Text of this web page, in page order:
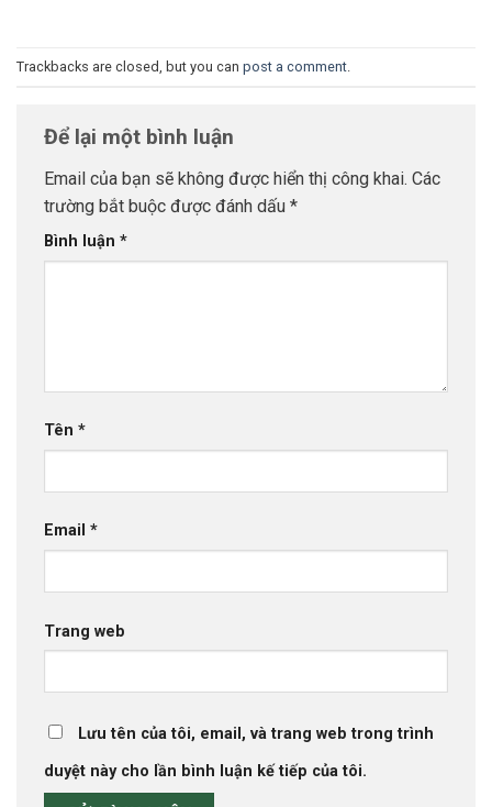
Trackbacks are closed, but you can post a comment
Để lại một bình luận
Email của bạn sẽ không được hiển thị công khai. Các
trường bắt buộc được đánh dấu *
Bình luận *
Tên *
Email *
Trang web
Lưu tên của tôi, email, và trang web trong trình
duyệt này cho lần bình luận kế tiếp của tôi.